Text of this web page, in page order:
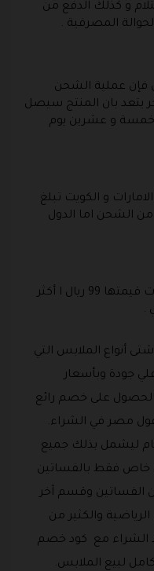
و كذلك الدفع من
المصرفية .
فإن عملية الشحن
يتعد بان المنتج سيصل
خمسة و عشرين يوم
و الكويت تبلغ
الشحن اما الدول
نعم يوجد ، حين تقوم بشراء منتجات قيمتها 99 ريال ا أكثر
.
أنواع الملابس التي
جودة وبأسعار
الحصول على خصم رائع
مصر في الشراء.
ليشمل بذلك جميع
خاص فقط بالفساتين
الفساتين وقسم آخر
والكثير من
الشراء مع كود خصم